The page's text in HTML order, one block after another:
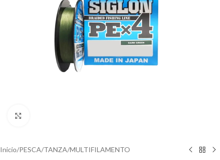
Inicio/PESCA/TANZA/MULTIFILAMENTO